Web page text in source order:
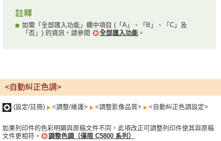
如需「全部匯入功能」欄中項目 (「A」、「B」、「C」及
「否」) 的資訊，請參閱
全部匯入功能 。
<自動糾正色調>
(設定/註冊) <調整/維護> <調整影像品質> <自動糾正色調設定>
如果列印件的色彩明顯與原稿文件不同，此項改正可調整列印件使其與原稿
文件更相符。
調整色調（僅限 C5800 系列）